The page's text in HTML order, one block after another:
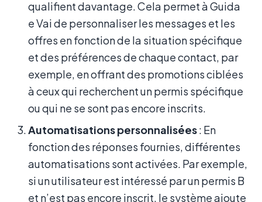
qualifient davantage. Cela permet à Guida
e Vai de personnaliser les messages et les
offres en fonction de la situation spécifique
et des préférences de chaque contact, par
exemple, en offrant des promotions ciblées
à ceux qui recherchent un permis spécifique
ou qui ne se sont pas encore inscrits.
Automatisations personnalisées: En
fonction des réponses fournies, différentes
automatisations sont activées. Par exemple,
si un utilisateur est intéressé par un permis B
et n’est pas encore inscrit, le système ajoute